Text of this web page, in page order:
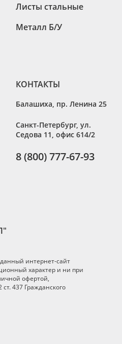
интернет-сайт
характер и ни при
офертой,
437 Гражданского
Листы стальные
Металл Б/У
КОНТАКТЫ
Балашиха пр. Ленина 25
Санкт-Петербург, ул.
Седова 11, офис 614/2
8 (800) 777-67-93